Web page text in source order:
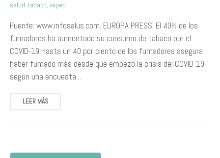
salud, tabaco, vapeo
Fuente: www.infosalus.com. EUROPA PRESS. El 40% de los
fumadores ha aumentado su consumo de tabaco por el
COVID-19 Hasta un 40 por ciento de los fumadores asegura
haber fumado más desde que empezó la crisis del COVID-19,
según una encuesta…
LEER MÁS